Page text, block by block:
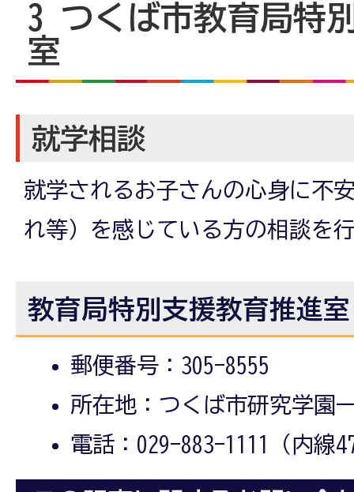
3 つくば市教育局特
室
就学相談
就学されるお子さんの心身に不
れ等）を感じている方の相談を
教育局特別支援教育推進
郵便番号：305-8555
所在地：つくば市研究学園
電話：029-883-1111（内線